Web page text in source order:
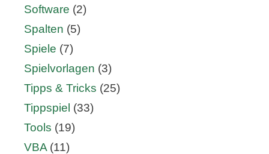
Software (2)
Spalten (5)
Spiele (7)
Spielvorlagen (3)
Tipps & Tricks (25)
Tippspiel (33)
Tools (19)
VBA (11)